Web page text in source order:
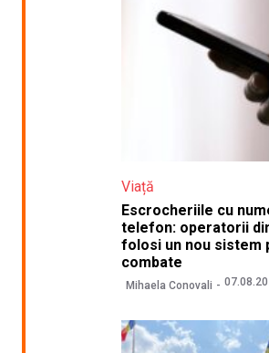
Viață
Escrocheriile cu
telefon: operatorii
folosi un nou sistem
combate
Mihaela Conovali